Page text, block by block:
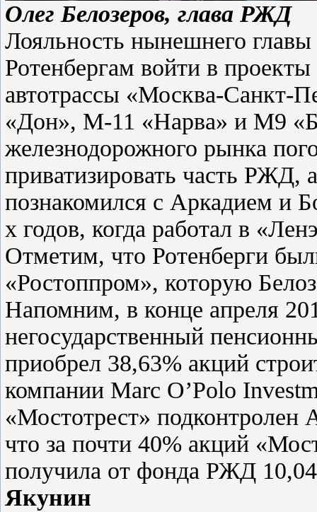
Олег Белозеров, глава РЖД
Лояльность нынешнего
Ротенбергам войти в
автотрассы «Москва-Санкт-
«Дон», М-11 «Нарва» и М9
железнодорожного рынка
приватизировать часть РЖД,
познакомился с Аркадием и
х годов, когда работал в
Отметим, что Ротенберги
«Ростоппром», которую
Напомним, в конце апреля
негосударственный
приобрел 38,63% акций
компании Marc O’Polo
«Мостотрест» подконтролен
что за почти 40% акций
получила от фонда РЖД
Якунин